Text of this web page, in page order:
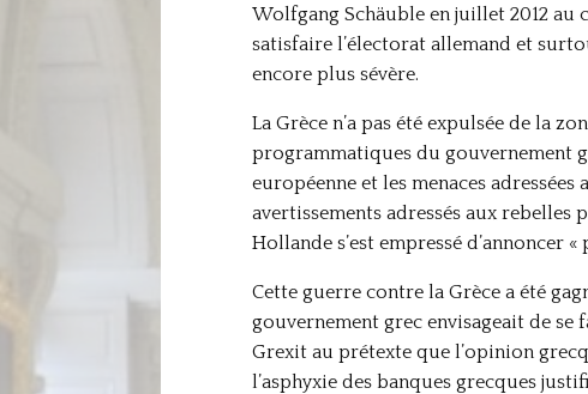
Wolfgang Schäuble en juillet 2012
satisfaire l’électorat allemand et
encore plus sévère.
La Grèce n’a pas été expulsée de la
programmatiques du gouvernement
européenne et les menaces
avertissements adressés aux
Hollande s’est empressé d’annoncer
Cette guerre contre la Grèce a été
gouvernement grec envisageait de
Grexit au prétexte que l’opinion
l’asphyxie des banques grecques